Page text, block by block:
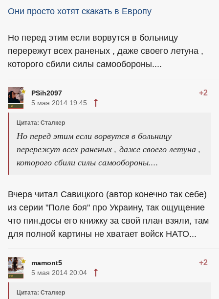
Они просто хотят скакать в Европу
Но перед этим если ворвутся в больницу
перережут всех раненых , даже своего летуна ,
которого сбили силы самообороны....
PSih2097 +2
5 мая 2014 19:45
Цитата: Сталкер
Но перед этим если ворвутся в больницу
перережут всех раненых , даже своего летуна ,
которого сбили силы самообороны....
Вчера читал Савицкого (автор конечно так себе)
из серии "Поле боя" про Украину, так ощущение
что пин.досы его книжку за свой план взяли, там
для полной картины не хватает войск НАТО...
mamont5 +2
5 мая 2014 20:04
Цитата: Сталкер